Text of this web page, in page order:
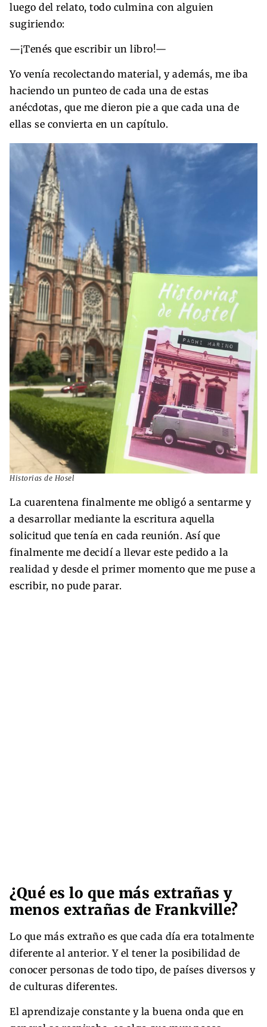
luego del relato, todo culmina con alguien
sugiriendo:
—¡Tenés que escribir un libro!—
Yo venía recolectando material, y además, me iba
haciendo un punteo de cada una de estas
anécdotas, que me dieron pie a que cada una de
ellas se convierta en un capítulo.
Historias de Hosel
La cuarentena finalmente me obligó a sentarme y
a desarrollar mediante la escritura aquella
solicitud que tenía en cada reunión. Así que
finalmente me decidí a llevar este pedido a la
realidad y desde el primer momento que me puse a
escribir, no pude parar.
¿Qué es lo que más extrañas y
menos extrañas de Frankville?
Lo que más extraño es que cada día era totalmente
diferente al anterior. Y el tener la posibilidad de
conocer personas de todo tipo, de países diversos y
de culturas diferentes.
El aprendizaje constante y la buena onda que en